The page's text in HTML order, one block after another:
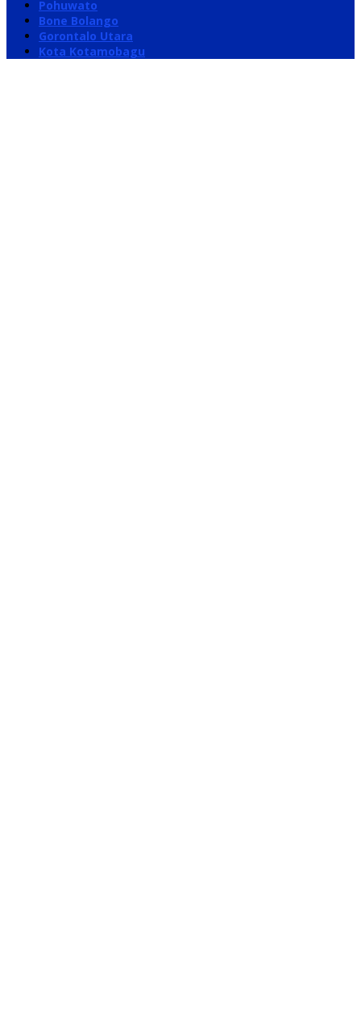
Pohuwato
Bone Bolango
Gorontalo Utara
Kota Kotamobagu